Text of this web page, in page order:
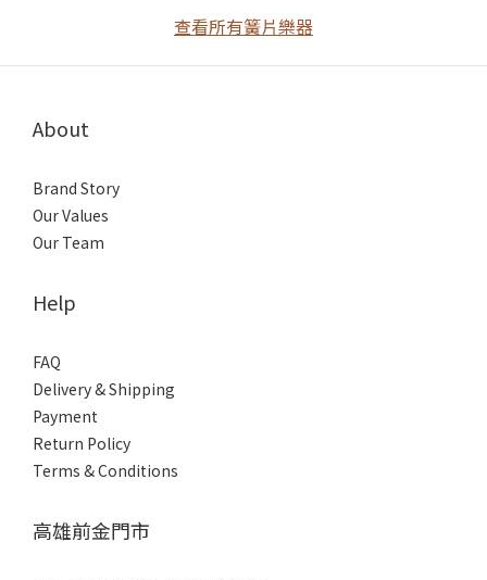
查看所有簧片樂器
About
Brand Story
Our Values
Our Team
Help
FAQ
Delivery & Shipping
Payment
Return Policy
Terms & Conditions
高雄前金門市